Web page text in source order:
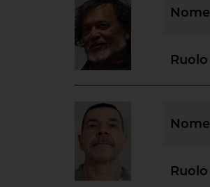
Nome
Ruolo
Nome
Ruolo